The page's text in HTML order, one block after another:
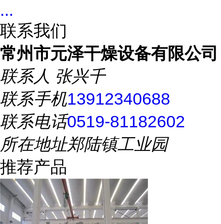
...
联系我们
常州市元泽干燥设备有限公司
联系人 张兴千
联系手机13912340688
联系电话0519-81182602
所在地址郑陆镇工业园
推荐产品